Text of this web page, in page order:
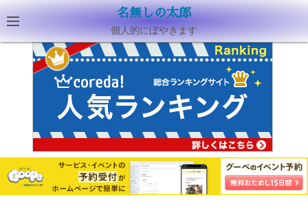
名無しの太郎
個人的にぼやきます